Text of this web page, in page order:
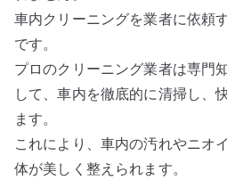
車内クリーニングを業者に依頼
です。
プロのクリーニング業者は専門
して、車内を徹底的に清掃し、
ます。
これにより、車内の汚れやニオ
体が美しく整えられます。